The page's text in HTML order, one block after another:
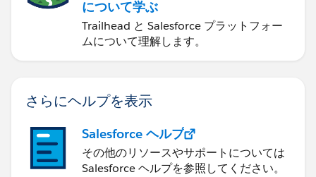
について学ぶ
Trailhead と Salesforce プラットフォー
ムについて理解します。
さらにヘルプを表示
Salesforce ヘルプ
その他のリソースやサポートについては
Salesforce ヘルプを参照してください。